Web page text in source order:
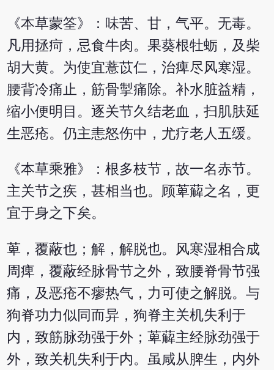
《本草蒙筌》：味苦、甘，气平。无毒。
凡用拯疴，忌食牛肉。果葵根牡蛎，及柴
胡大黄。为使宜薏苡仁，治痺尽风寒湿。
腰背冷痛止，筋骨掣痛除。补水脏益精，
缩小便明目。逐关节久结老血，扫肌肤延
生恶疮。仍主恚怒伤中，尤疗老人五缓。
《本草乘雅》：根多枝节，故一名赤节。
主关节之疾，甚相当也。顾萆薢之名，更
宜于身之下矣。
萆，覆蔽也；解，解脱也。风寒湿相合成
周痺，覆蔽经脉骨节之外，致腰脊骨节强
痛，及恶疮不瘳热气，力可使之解脱。与
狗脊功力似同而异，狗脊主关机失利于
内，致筋脉劲强于外；萆薢主经脉劲强于
外，致关机失利于内。虽咸从脾生，内外